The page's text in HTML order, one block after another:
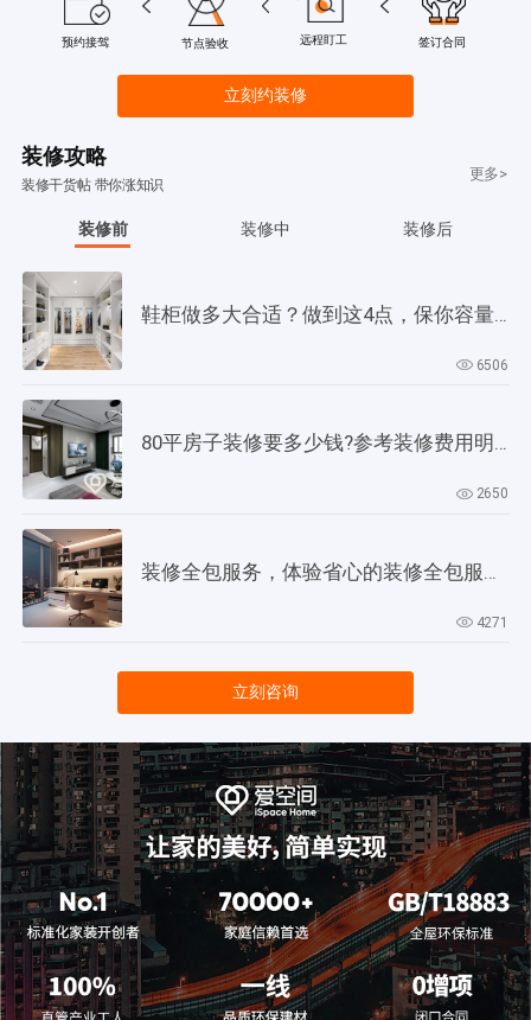
预约接驾 节点验收 远程盯工 签订合同
立刻约装修
装修攻略
装修干货帖 带你涨知识
更多>
装修前 装修中 装修后
鞋柜做多大合适？做到这4点，保你容量大，用起来更方便
6506
80平房子装修要多少钱?参考装修费用明细!
2650
4271
立刻咨询